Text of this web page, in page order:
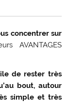
concentrer sur
AVANTAGES
de rester très
bout, autour
simple et très